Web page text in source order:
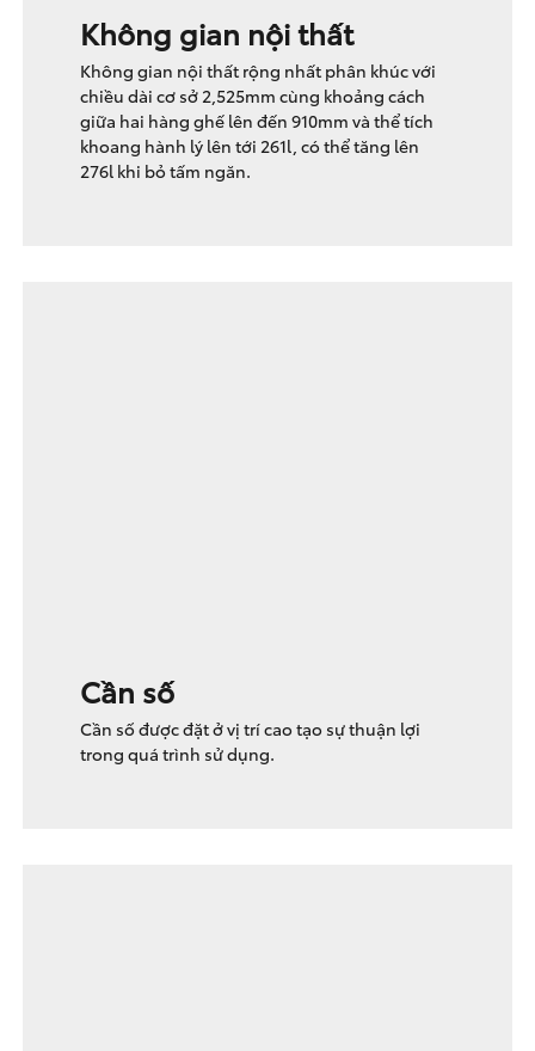
Không gian nội thất
Không gian nội thất rộng nhất phân khúc với
chiều dài cơ sở 2,525mm cùng khoảng cách
giữa hai hàng ghế lên đến 910mm và thể tích
khoang hành lý lên tới 261l, có thể tăng lên
276l khi bỏ tấm ngăn.
Cần số
Cần số được đặt ở vị trí cao tạo sự thuận lợi
trong quá trình sử dụng.